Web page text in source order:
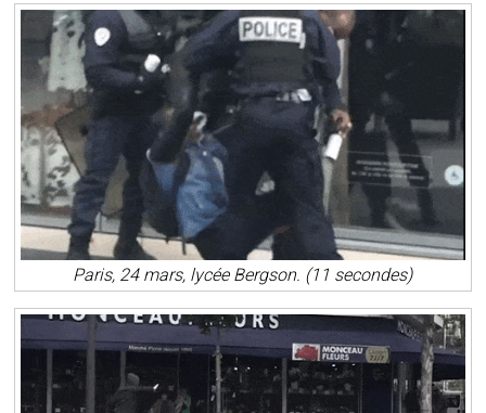
Paris, 24 mars, lycée Bergson. (11 secondes)